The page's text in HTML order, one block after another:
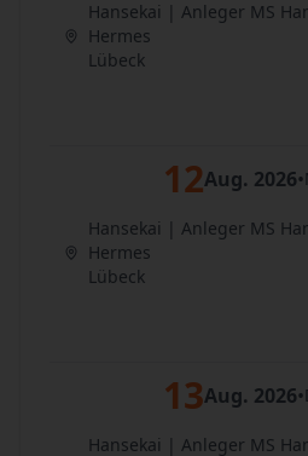
Hansekai | Anleger MS
Hermes
Lübeck
12Aug. 2026•
Hansekai | Anleger MS
Hermes
Lübeck
13Aug. 2026•
Hansekai | Anleger MS